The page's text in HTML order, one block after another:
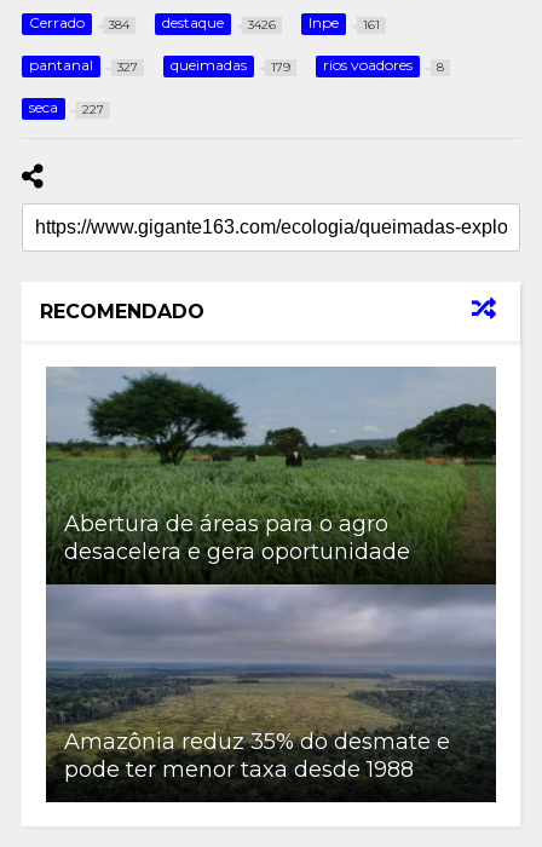
Cerrado 384 destaque 3426 Inpe 161
pantanal 327 queimadas 179 rios voadores 8
seca 227
RECOMENDADO
Abertura de áreas para o agro
desacelera e gera oportunidade
Amazônia reduz 35% do desmate e
pode ter menor taxa desde 1988